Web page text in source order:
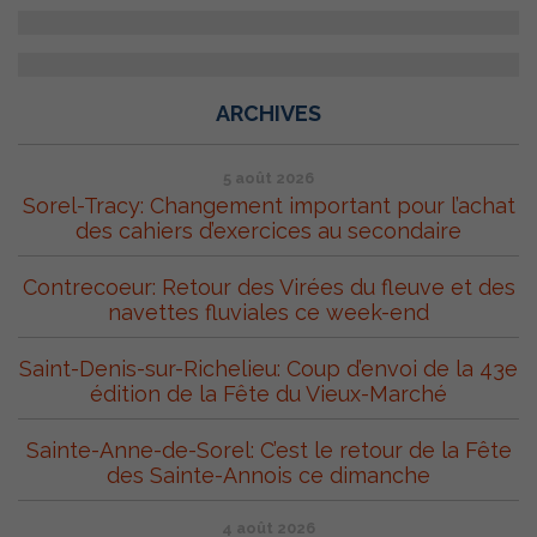
ARCHIVES
5 août 2026
Sorel-Tracy: Changement important pour l’achat
des cahiers d’exercices au secondaire
Contrecoeur: Retour des Virées du fleuve et des
navettes fluviales ce week-end
Saint-Denis-sur-Richelieu: Coup d’envoi de la 43e
édition de la Fête du Vieux-Marché
Sainte-Anne-de-Sorel: C’est le retour de la Fête
des Sainte-Annois ce dimanche
4 août 2026